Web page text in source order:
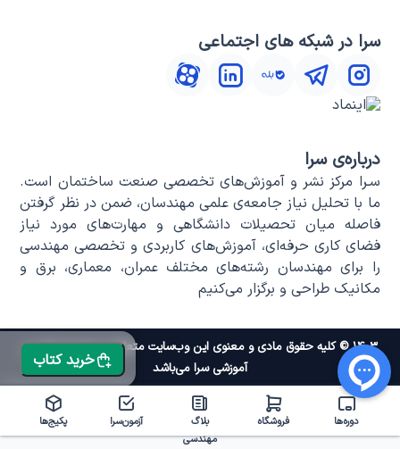
خرید کتاب
سرا در شبکه های اجتماعی
درباره‌ی سرا
سـرا مرکز نشر و آموزش‌های تخصصی صنعت ساختمان است.
ما با تحلیل نیاز جامعه‌ی علمی مهندسان، ضمن در نظر گرفتن
فاصله میان تحصیلات دانشگاهی و مهارت‌های مورد نیاز
فضای کاری حرفه‌ای، آموزش‌های کاربردی و تخصصی مهندسی
را برای مهندسان رشته‌های مختلف عمران، معماری، برق و
مکانیک طراحی و برگزار می‌کنیم
۱۴۰۳ © کلیه حقوق مادی و معنوی این وب‌سایت متعلق به موسسه علمی و
آموزشی سرا می‌باشد
دوره‌ها فروشگاه
بلاگ
مهندسی
آزمون‌سرا پکیج‌ها